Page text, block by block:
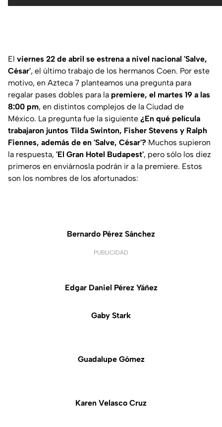
El viernes 22 de abril se estrena a nivel nacional 'Salve,
César', el último trabajo de los hermanos Coen. Por este
motivo, en Azteca 7 planteamos una pregunta para
regalar pases dobles para la premiere, el martes 19 a las
8:00 pm, en distintos complejos de la Ciudad de
México. La pregunta fue la siguiente ¿En qué película
trabajaron juntos Tilda Swinton, Fisher Stevens y Ralph
Fiennes, además de en 'Salve, César'? Muchos supieron
la respuesta, 'El Gran Hotel Budapest', pero sólo los diez
primeros en enviárnosla podrán ir a la premiere. Estos
son los nombres de los afortunados:
Bernardo Pérez Sánchez
PUBLICIDAD
Edgar Daniel Pérez Yáñez
Gaby Stark
Guadalupe Gómez
Karen Velasco Cruz